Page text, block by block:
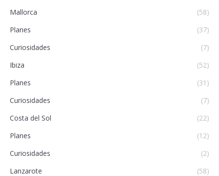
Mallorca
(58)
Planes
(37)
Curiosidades
(7)
Ibiza
(52)
Planes
(31)
Curiosidades
(7)
Costa del Sol
(22)
Planes
(12)
Curiosidades
(2)
Lanzarote
(58)